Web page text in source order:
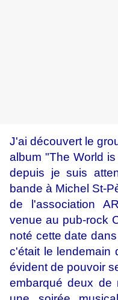
J'ai découvert le
album "The World
depuis je suis
bande à Michel St-
de l'association
venue au pub-rock
noté cette date
c'était le lendemain
évident de pouvoir
embarqué deux de